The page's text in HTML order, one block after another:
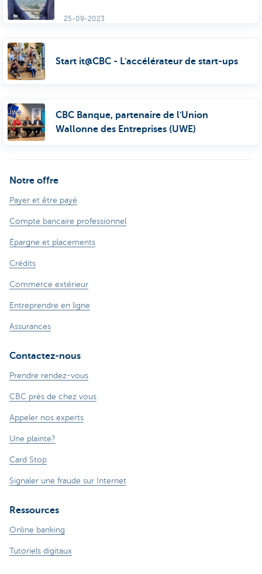
25-09-2023
Start it@CBC - L'accélérateur de start-ups
CBC Banque, partenaire de l'Union
Wallonne des Entreprises (UWE)
Notre offre
Payer et être payé
Compte bancaire professionnel
Épargne et placements
Crédits
Commerce extérieur
Entreprendre en ligne
Assurances
Contactez-nous
Prendre rendez-vous
CBC près de chez vous
Appeler nos experts
Une plainte?
Card Stop
Signaler une fraude sur Internet
Ressources
Online banking
Tutoriels digitaux